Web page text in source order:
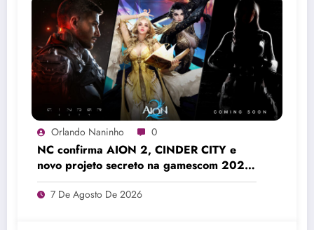
Orlando Naninho 0
NC confirma AION 2, CINDER CITY e
novo projeto secreto na gamescom 2026
Colônia
7 De Agosto De 2026